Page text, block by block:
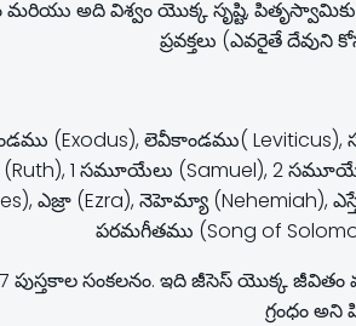
మరియు అది విశ్వం యొక్క సృష్టి,
ప్రవక్తలు (ఎవరైతే
(Exodus), లెవీకాండము(
1 సమూయేలు (Samuel), 2 సమూయేలు
ఎజ్రా (Ezra), నెహెమ్యా (Nehemiah),
పరమగీతము (Song of
పుస్తకాల సంకలనం. ఇది జీసెస్ యొక్క
గ్రంధం అని